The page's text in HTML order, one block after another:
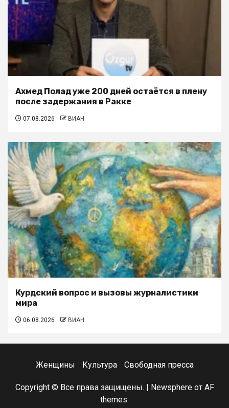
Ахмед Полад уже 200 дней остаётся в плену
после задержания в Ракке
07.08.2026 ВИАН
Курдский вопрос и вызовы журналистики
мира
06.08.2026 ВИАН
Женщины Культура Свободная пресса
Copyright © Все права защищены. | Newsphereот AF
themes.